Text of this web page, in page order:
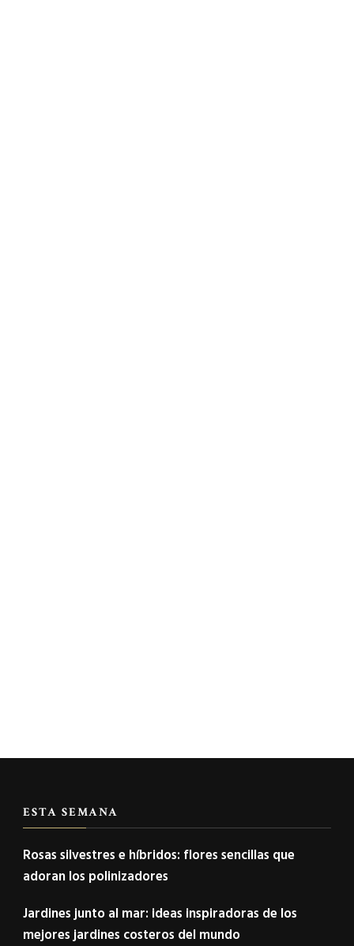
ESTA SEMANA
Rosas silvestres e híbridos: flores sencillas que
adoran los polinizadores
Jardines junto al mar: ideas inspiradoras de los
mejores jardines costeros del mundo